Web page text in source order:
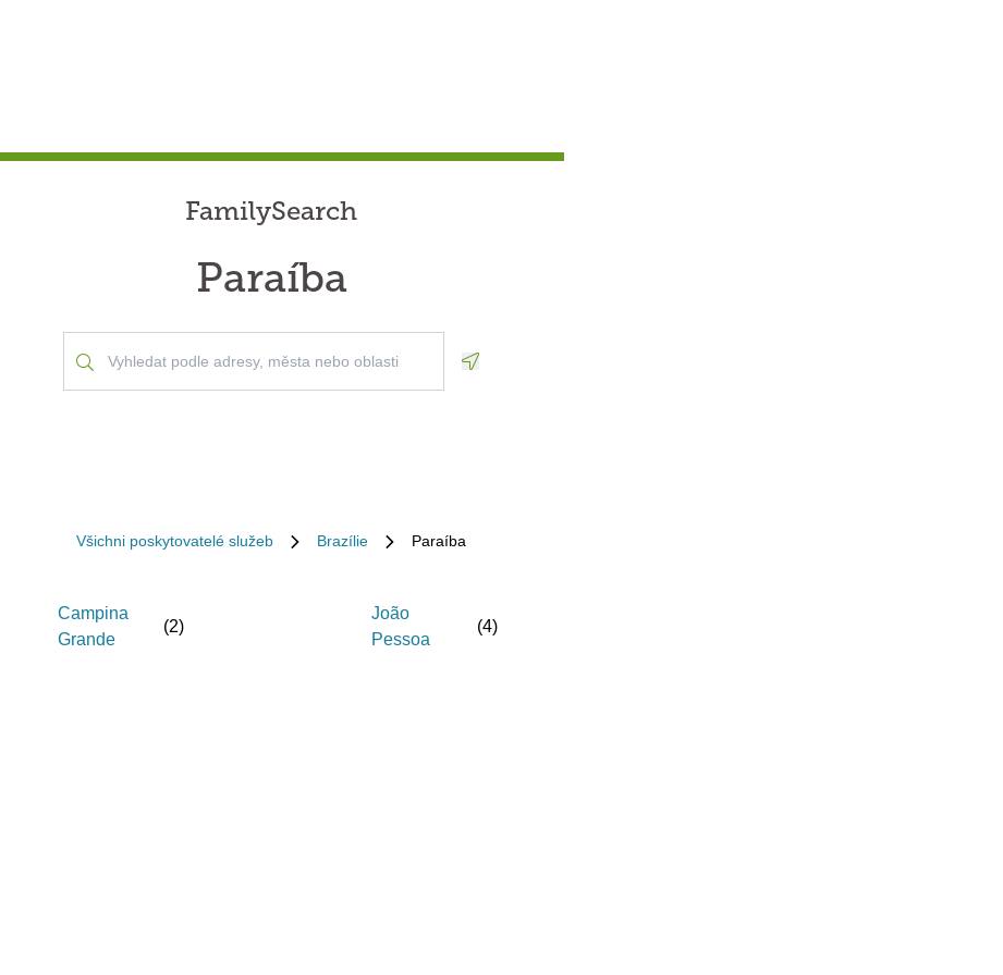
FamilySearch
Paraíba
Všichni poskytovatelé služeb Brazílie Paraíba
Campina
Grande
(2)
João
Pessoa
(4)